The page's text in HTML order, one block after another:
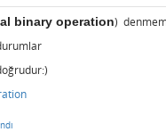
binary operation)